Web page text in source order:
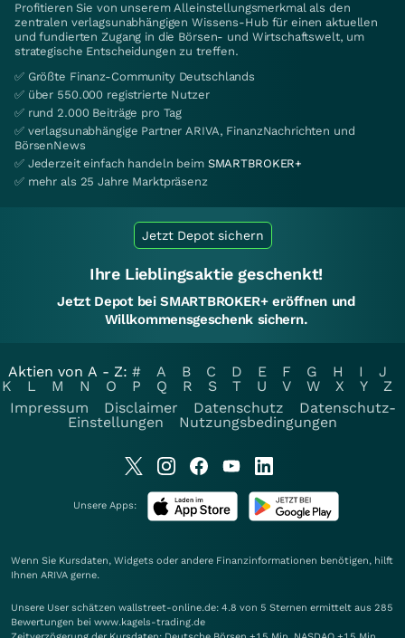
Profitieren Sie von unserem Alleinstellungsmerkmal als den
zentralen verlagsunabhängigen Wissens-Hub für einen aktuellen
und fundierten Zugang in die Börsen- und Wirtschaftswelt, um
strategische Entscheidungen zu treffen.
✅ Größte Finanz-Community Deutschlands
✅ über 550.000 registrierte Nutzer
✅ rund 2.000 Beiträge pro Tag
✅ verlagsunabhängige Partner ARIVA, FinanzNachrichten und
BörsenNews
✅ Jederzeit einfach handeln beim SMARTBROKER+
✅ mehr als 25 Jahre Marktpräsenz
Jetzt Depot sichern
Ihre Lieblingsaktie geschenkt!
Jetzt Depot bei SMARTBROKER+ eröffnen und
Willkommensgeschenk sichern.
Aktien von A - Z: # A B C D E F G H I
J
K
L M N O P Q R S T U V W X Y
Z
Impressum
Disclaimer Datenschutz
Datenschutz-
Einstellungen
Nutzungsbedingungen
Unsere Apps:
Wenn Sie Kursdaten, Widgets oder andere Finanzinformationen benötigen, hilft
Ihnen ARIVA gerne.
Unsere User schätzen wallstreet-online.de: 4.8 von 5 Sternen ermittelt aus 285
Bewertungen bei www.kagels-trading.de